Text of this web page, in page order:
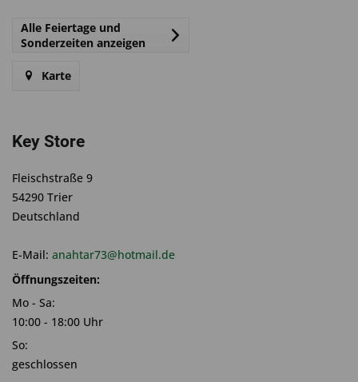
Alle Feiertage und
Sonderzeiten anzeigen
Karte
Key Store
Fleischstraße 9
54290 Trier
Deutschland
E-Mail: anahtar73@hotmail.de
Öffnungszeiten:
Mo - Sa:
10:00 - 18:00 Uhr
So:
geschlossen